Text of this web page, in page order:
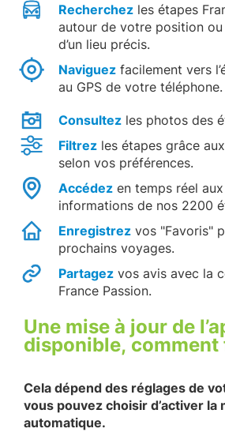
Recherchez les étapes
autour de votre position
d’un lieu précis.
Naviguez facilement vers
au GPS de votre téléphone.
Consultez les photos des
Filtrez les étapes grâce
selon vos préférences.
Accédez en temps réel aux
informations de nos 2200
Enregistrez vos "Favoris"
prochains voyages.
Partagez vos avis avec la
France Passion.
Une mise à jour de
disponible, comment
Cela dépend des réglages de
vous pouvez choisir d’activer la
automatique.